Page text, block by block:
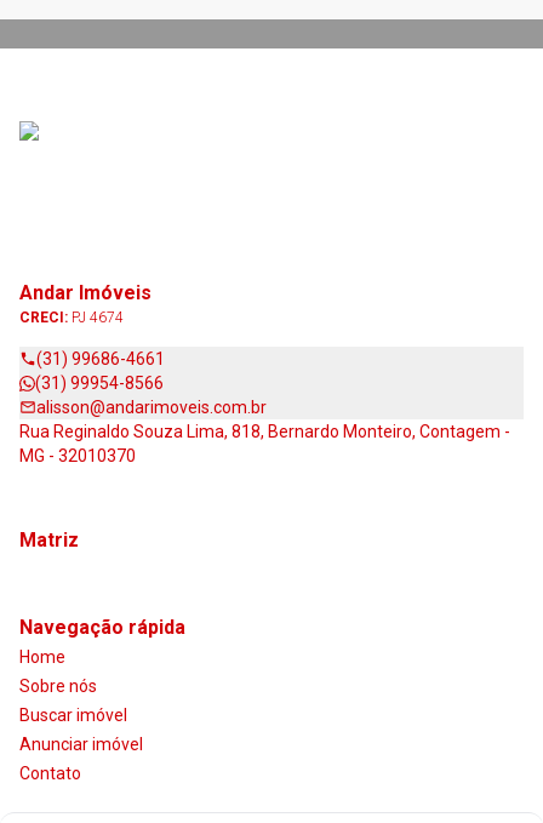
Andar Imóveis
CRECI: PJ 4674
(31) 99686-4661
(31) 99954-8566
alisson@andarimoveis.com.br
Rua Reginaldo Souza Lima, 818, Bernardo Monteiro, Contagem -
MG - 32010370
Matriz
Navegação rápida
Home
Sobre nós
Buscar imóvel
Anunciar imóvel
Contato